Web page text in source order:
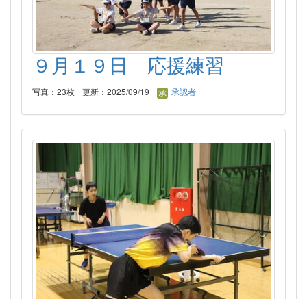
９月１９日 応援練習
写真：23枚 更新：2025/09/19 承認者